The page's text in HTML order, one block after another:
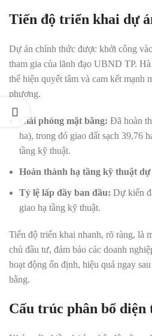
Tiến độ triển khai dự
Dự án chính thức được khởi công
tham gia của lãnh đạo UBND TP.
thể hiện quyết tâm và cam kết mạnh
phương.
Giải phóng mặt bằng: Đã hoàn
ha), trong đó giao đất sạch 39,76
tầng kỹ thuật.
Hoàn thành hạ tầng kỹ thuật
Tỷ lệ lấp đầy ban đầu: Dự kiến
giao hạ tầng kỹ thuật.
Tiến độ triển khai nhanh, rõ ràng, là
chủ đầu tư, đảm bảo các doanh
hoạt động ổn định, hiệu quả ngay
bằng.
Cấu trúc phân bổ